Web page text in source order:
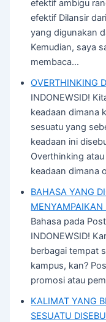
efektif ambigu
efektif Dilansir
yang digunakan
Kemudian, saya
membaca…
OVERTHINKING
INDONEWSID!
keadaan dimana
sesuatu yang
keadaan ini
Overthinking
keadaan dimana
BAHASA YANG
MENYAMPAIKAN
Bahasa pada
INDONEWSID!
berbagai tempat
kampus, kan?
promosi atau
KALIMAT YANG
SESUATU